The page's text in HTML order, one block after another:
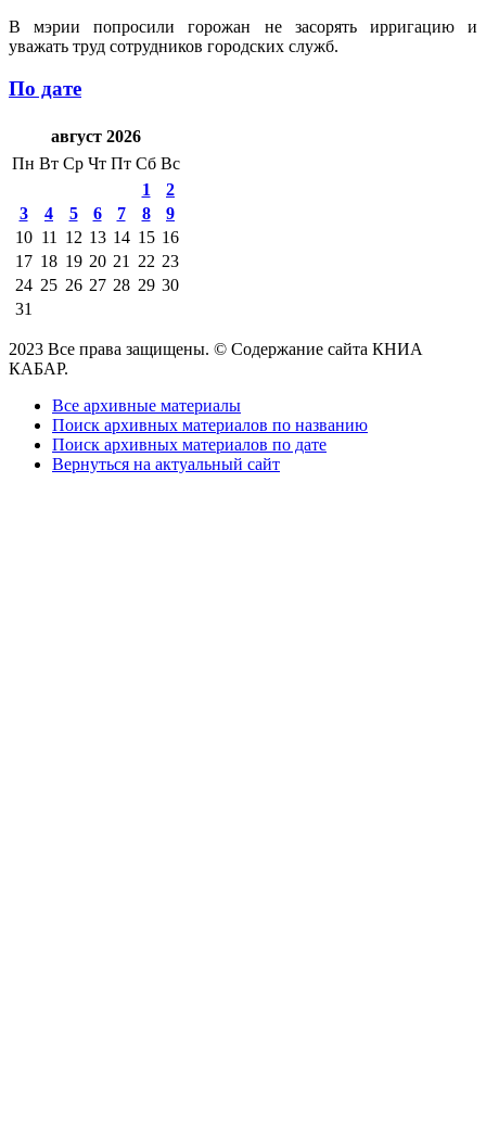
В мэрии попросили горожан не засорять ирригацию и
уважать труд сотрудников городских служб.
По дате
август 2026
Пн Вт Ср Чт Пт Сб Вс
1
2
3
4 5 6 7 8
9
10 11 12 13 14 15 16
17 18 19 20 21 22 23
24 25 26 27 28 29 30
31
2023 Все права защищены. © Содержание сайта КНИА
КАБАР.
Все архивные материалы
Поиск архивных материалов по названию
Поиск архивных материалов по дате
Вернуться на актуальный сайт